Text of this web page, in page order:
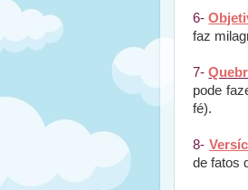
6-
faz
7-
pode
fé).
8-
de fatos